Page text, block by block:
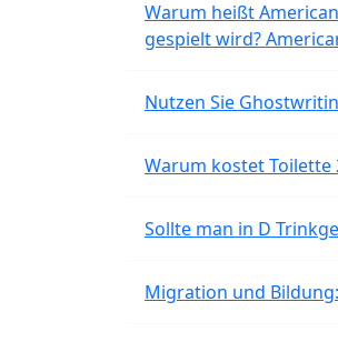
Warum heißt
gespielt wird?
Nutzen Sie
Warum kostet Toilette
Sollte man in D
Migration und